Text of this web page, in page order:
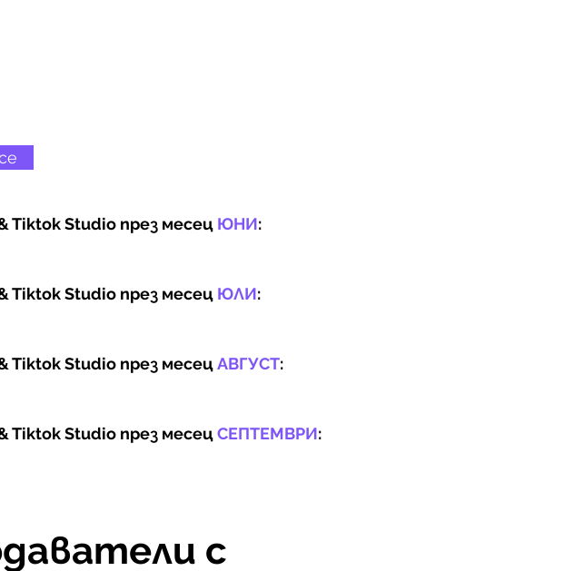
Tiktok Studio през месец ЮНИ:
Tiktok Studio през месец ЮЛИ:
Tiktok Studio през месецАВГУСТ:
Tiktok Studio през месецСЕПТЕМВРИ:
с